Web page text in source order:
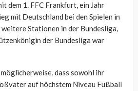
dem 1. FFC Frankfurt, ein Jahr
mit Deutschland bei den Spielen in
weitere Stationen in der Bundesliga,
der Bundesliga war
dass sowohl ihr
auf höchstem Niveau Fußball